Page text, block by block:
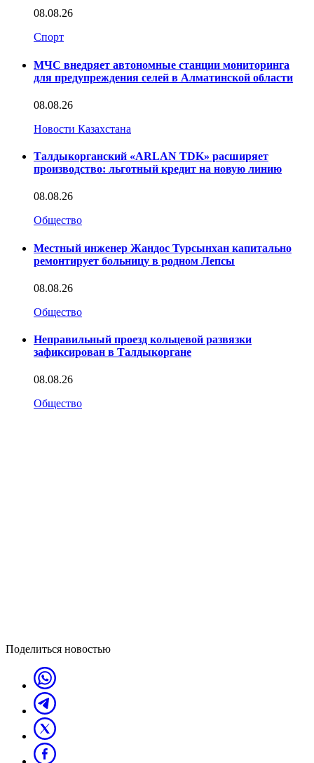
08.08.26
Спорт
МЧС внедряет автономные станции мониторинга
для предупреждения селей в Алматинской области
08.08.26
Новости Казахстана
Талдыкорганский «ARLAN TDK» расширяет
производство: льготный кредит на новую линию
08.08.26
Общество
Местный инженер Жандос Турсынхан капитально
ремонтирует больницу в родном Лепсы
08.08.26
Общество
Неправильный проезд кольцевой развязки
зафиксирован в Талдыкоргане
08.08.26
Общество
Поделиться новостью